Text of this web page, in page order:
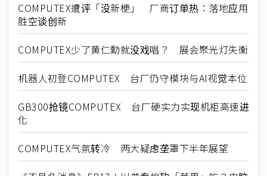
COMPUTEX遭评「没新梗」 厂商订单热：落地应用
胜空谈创新
COMPUTEX少了黄仁勳就没戏唱？ 展会聚光灯失衡
机器人初登COMPUTEX 台厂仍守模块与AI视觉本位
GB300抢镜COMPUTEX 台厂硬实力实现机柜高速进
化
COMPUTEX气氛转冷 两大疑虑垄罩下半年展望